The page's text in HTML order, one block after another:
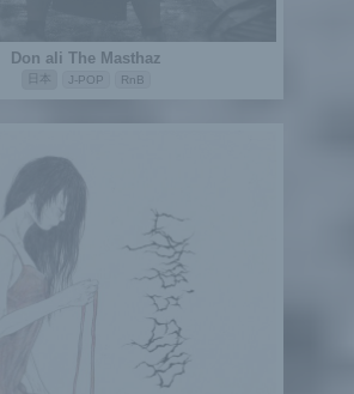
Don ali The Masthaz
J-POP RnB